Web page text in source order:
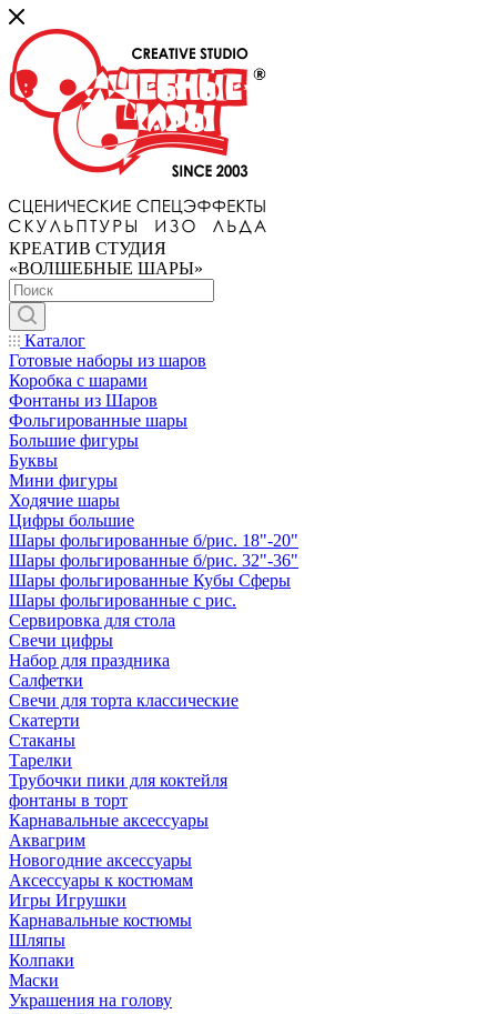
КРЕАТИВ СТУДИЯ
«ВОЛШЕБНЫЕ ШАРЫ»
Каталог
Готовые наборы из шаров
Коробка с шарами
Фонтаны из Шаров
Фольгированные шары
Большие фигуры
Буквы
Мини фигуры
Ходячие шары
Цифры большие
Шары фольгированные б/рис. 18"-20"
Шары фольгированные б/рис. 32"-36"
Шары фольгированные Кубы Сферы
Шары фольгированные с рис.
Сервировка для стола
Свечи цифры
Набор для праздника
Салфетки
Свечи для торта классические
Скатерти
Стаканы
Тарелки
Трубочки пики для коктейля
фонтаны в торт
Карнавальные аксессуары
Аквагрим
Новогодние аксессуары
Аксессуары к костюмам
Игры Игрушки
Карнавальные костюмы
Шляпы
Колпаки
Маски
Украшения на голову